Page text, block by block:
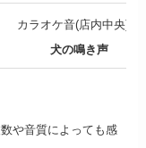
カラオケ音(店内中央)、
犬の鳴き声
や音質によっても感